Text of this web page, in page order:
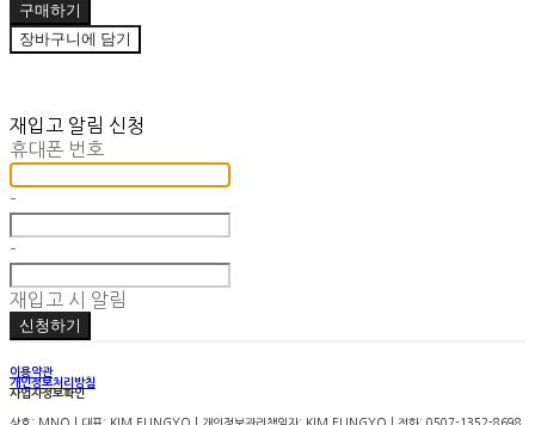
구매하기
장바구니에 담기
재입고 알림 신청
휴대폰 번호
-
-
재입고 시 알림
신청하기
이용약관
개인정보처리방침
사업자정보확인